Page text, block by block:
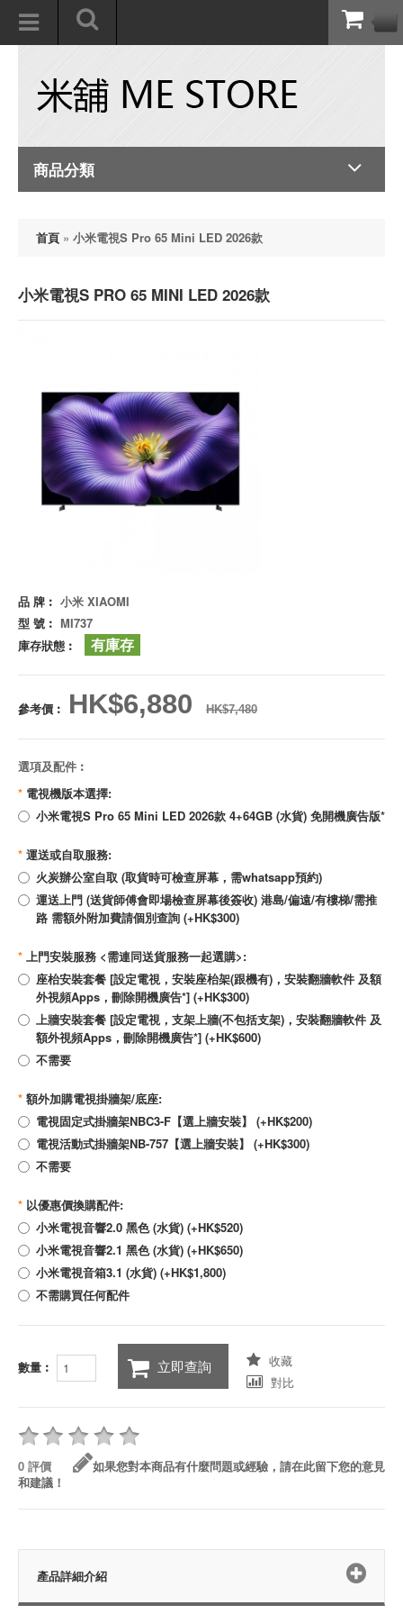
商品分類
首頁 » 小米電視S Pro 65 Mini LED 2026款
小米電視S PRO 65 MINI LED 2026款
品 牌︰ 小米 XIAOMI
型 號︰ MI737
庫存狀態︰
有庫存
參考價︰ HK$6,880 HK$7,480
選項及配件︰
* 電視機版本選擇:
小米電視S Pro 65 Mini LED 2026款 4+64GB (水貨) 免開機廣告版*
* 運送或自取服務:
火炭辦公室自取 (取貨時可檢查屏幕，需whatsapp預約)
運送上門 (送貨師傅會即場檢查屏幕後簽收) 港島/偏遠/有樓梯/需推
路 需額外附加費請個別查詢 (+HK$300)
* 上門安裝服務 <需連同送貨服務一起選購>:
座枱安裝套餐 [設定電視，安裝座枱架(跟機有)，安裝翻牆軟件 及額
外視頻Apps，刪除開機廣告*] (+HK$300)
上牆安裝套餐 [設定電視，支架上牆(不包括支架)，安裝翻牆軟件 及
額外視頻Apps，刪除開機廣告*] (+HK$600)
不需要
* 額外加購電視掛牆架/底座:
電視固定式掛牆架NBC3-F【選上牆安裝】 (+HK$200)
電視活動式掛牆架NB-757【選上牆安裝】 (+HK$300)
不需要
* 以優惠價換購配件:
小米電視音響2.0 黑色 (水貨) (+HK$520)
小米電視音響2.1 黑色 (水貨) (+HK$650)
小米電視音箱3.1 (水貨) (+HK$1,800)
不需購買任何配件
數量︰ 立即查詢
收藏
對比
0 評價
如果您對本商品有什麼問題或經驗，請在此留下您的意見
和建議！
產品詳細介紹